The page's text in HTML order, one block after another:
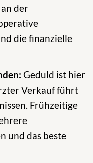
der
die finanzielle
Geduld ist hier
Verkauf führt
Frühzeitige
und das beste